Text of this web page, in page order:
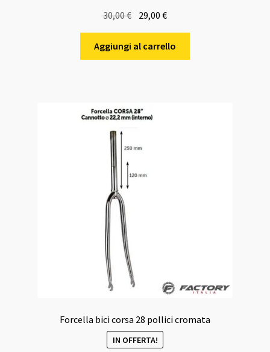
30,00€
originale
era:
29,00€Il
attuale
è:
Aggiungi al carrello
Forcella bici corsa 28 pollici cromata
IN OFFERTA!